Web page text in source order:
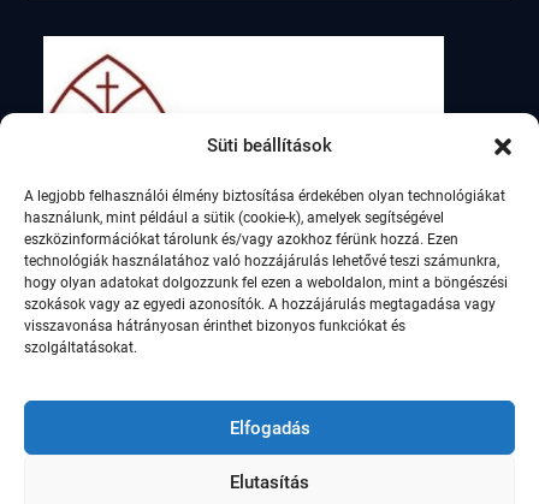
Süti beállítások
A legjobb felhasználói élmény biztosítása érdekében olyan technológiákat
használunk, mint például a sütik (cookie-k), amelyek segítségével
eszközinformációkat tárolunk és/vagy azokhoz férünk hozzá. Ezen
technológiák használatához való hozzájárulás lehetővé teszi számunkra,
hogy olyan adatokat dolgozzunk fel ezen a weboldalon, mint a böngészési
szokások vagy az egyedi azonosítók. A hozzájárulás megtagadása vagy
visszavonása hátrányosan érinthet bizonyos funkciókat és
szolgáltatásokat.
Elfogadás
Elutasítás
© Szent István Római Katolikus Általános Iskola,